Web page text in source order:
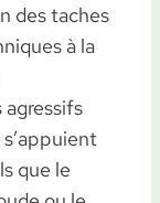
des taches
à la
agressifs
que le